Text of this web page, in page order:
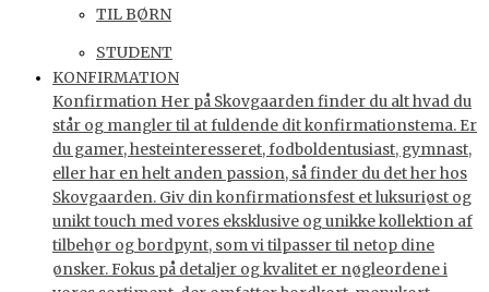
TIL BØRN
STUDENT
KONFIRMATION
Konfirmation Her på Skovgaarden finder du alt hvad du
står og mangler til at fuldende dit konfirmationstema. Er
du gamer, hesteinteresseret, fodboldentusiast, gymnast,
eller har en helt anden passion, så finder du det her hos
Skovgaarden. Giv din konfirmationsfest et luksuriøst og
unikt touch med vores eksklusive og unikke kollektion af
tilbehør og bordpynt, som vi tilpasser til netop dine
ønsker. Fokus på detaljer og kvalitet er nøgleordene i